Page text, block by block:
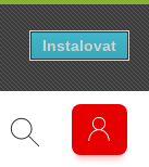
Instalovat